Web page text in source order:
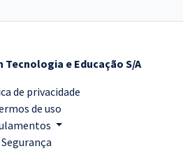
Tecnologia e Educação S/A
de privacidade
de uso
Segurança